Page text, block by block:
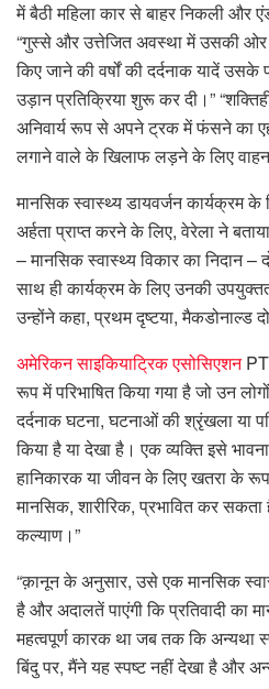
में बैठी महिला कार से बाहर निकली और
“गुस्से और उत्तेजित अवस्था में उसकी ओर
किए जाने की वर्षों की दर्दनाक यादें
उड़ान प्रतिक्रिया शुरू कर दी।”
अनिवार्य रूप से अपने ट्रक में फंसने का
लगाने वाले के खिलाफ लड़ने के लिए
मानसिक स्वास्थ्य डायवर्जन कार्यक्रम
अर्हता प्राप्त करने के लिए, वेरेला ने
– मानसिक स्वास्थ्य विकार का निदान –
साथ ही कार्यक्रम के लिए उनकी
उन्होंने कहा, प्रथम दृष्टया, मैकडोनाल्ड
अमेरिकन साइकियाट्रिक एसोसिएशन
रूप में परिभाषित किया गया है जो उन
दर्दनाक घटना, घटनाओं की श्रृंखला या
किया है या देखा है। एक व्यक्ति इसे
हानिकारक या जीवन के लिए खतरा के
मानसिक, शारीरिक, प्रभावित कर
कल्याण।”
“क़ानून के अनुसार, उसे एक मानसिक
है और अदालतें पाएंगी कि प्रतिवादी का
महत्वपूर्ण कारक था जब तक कि अन्यथा
बिंदु पर, मैंने यह स्पष्ट नहीं देखा है और